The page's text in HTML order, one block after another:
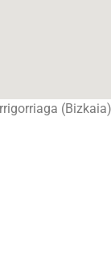
(Bizkaia)